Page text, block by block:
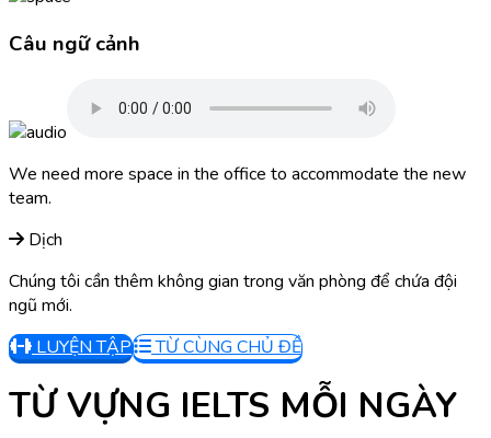
Câu ngữ cảnh
We need more space in the office to accommodate the new
team.
Dịch
Chúng tôi cần thêm không gian trong văn phòng để chứa đội
ngũ mới.
LUYỆN TẬP
TỪ CÙNG CHỦ ĐỀ
TỪ VỰNG IELTS MỖI NGÀY